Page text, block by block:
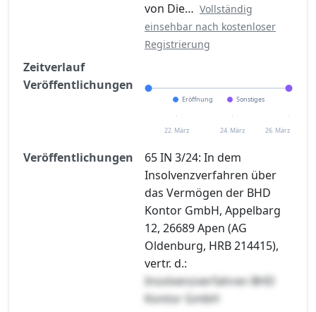
von Die… Vollständig
einsehbar nach kostenloser
Registrierung
Zeitverlauf
Veröffentlichungen
Eröffnung Sonstiges
22. März 24. März 26. März
Veröffentlichungen
65 IN 3/24: In dem
Insolvenzverfahren über
das Vermögen der BHD
Kontor GmbH, Appelbarg
12, 26689 Apen (AG
Oldenburg, HRB 214415),
vertr. d.:
Insolvenzverfahren BHD
Kontor GmbH